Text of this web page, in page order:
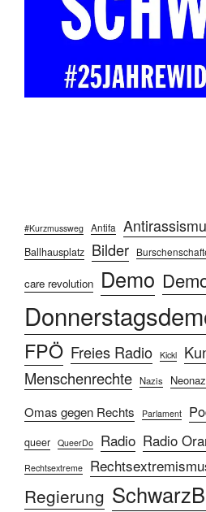
#Kurzmussweg Antifa
Ballhausplatz Bilder
care revolution Demo
FPÖ Freies Radio Kickl
Menschenrechte Nazis
Omas gegen Rechts Parlament
queer QueerDo Radio Radio
Rechtsextreme
Regierung